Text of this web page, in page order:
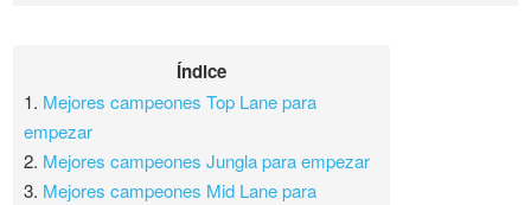
Índice
1. Mejores campeones Top Lane para
empezar
2. Mejores campeones Jungla para empezar
3. Mejores campeones Mid Lane para